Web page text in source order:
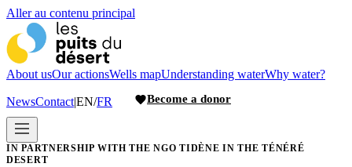
Aller au contenu principal
About usOur actionsWells mapUnderstanding waterWhy water?
NewsContact|EN/FR Become a donor
IN PARTNERSHIP WITH THE NGO TIDÈNE IN THE TÉNÉRÉ
DESERT